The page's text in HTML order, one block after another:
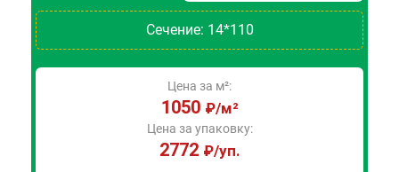
Сечение: 14*110
Цена за м²:
1050 ₽/м²
Цена за упаковку:
2772 ₽/уп.